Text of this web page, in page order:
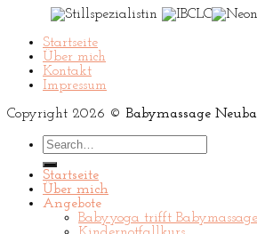
Startseite
Über mich
Kontakt
Impressum
Copyright 2026 © Babymassage
Search
for:
Startseite
Über mich
Angebote
Babyyoga trifft Babymassage